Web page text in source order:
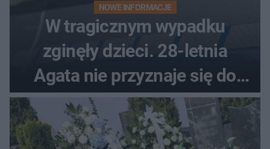
NOWE INFORMACJE
W tragicznym wypadku
zginęły dzieci. 28-letnia
Agata nie przyznaje się do
winy